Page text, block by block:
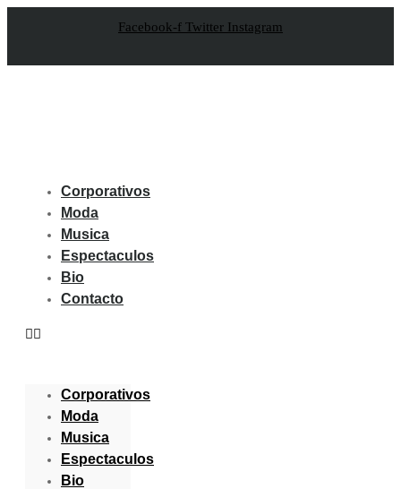
Facebook-f Twitter Instagram
Corporativos
Moda
Musica
Espectaculos
Bio
Contacto
Corporativos
Moda
Musica
Espectaculos
Bio